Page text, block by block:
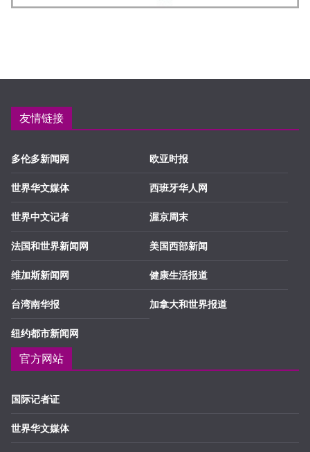
友情链接
多伦多新闻网
世界华文媒体
世界中文记者
法国和世界新闻网
维加斯新闻网
台湾南华报
纽约都市新闻网
欧亚时报
西班牙华人网
渥京周末
美国西部新闻
健康生活报道
加拿大和世界报道
官方网站
国际记者证
世界华文媒体